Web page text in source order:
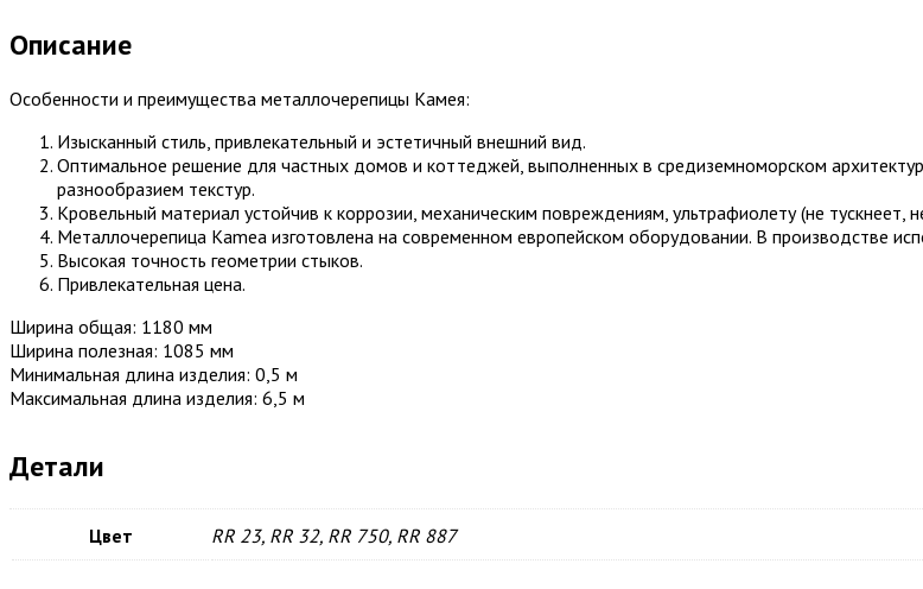
Описание
Особенности и преимущества металлочерепицы Камея:
Изысканный стиль, привлекательный и эстетичный внешний вид.
Оптимальное решение для частных домов и коттеджей, выполненных в средиземноморском
разнообразием текстур.
Кровельный материал устойчив к коррозии, механическим повреждениям, ультрафиолету (не тускнеет,
Металлочерепица Kamea изготовлена на современном европейском оборудовании. В производстве
Высокая точность геометрии стыков.
Привлекательная цена.
Ширина общая: 1180 мм
Ширина полезная: 1085 мм
Минимальная длина изделия: 0,5 м
Максимальная длина изделия: 6,5 м
Детали
Цвет RR 23, RR 32, RR 750, RR 887